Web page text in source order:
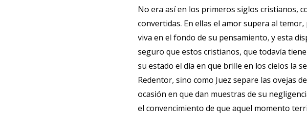
No era así en los primeros siglos cristianos,
convertidas. En ellas el amor supera al
viva en el fondo de su pensamiento, y esta
seguro que estos cristianos, que todavía
su estado el día en que brille en los cielos la
Redentor, sino como Juez separe las ovejas
ocasión en que dan muestras de su
el convencimiento de que aquel momento